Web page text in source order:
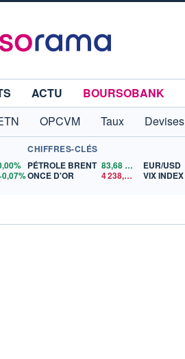
ACTU
BOURSOBANK
OPCVM Taux Devises
CHIFFRES-CLÉS
PÉTROLE BRENT 83,68
ONCE D'OR
4 238,66 $US
EUR/USD
VIX INDEX